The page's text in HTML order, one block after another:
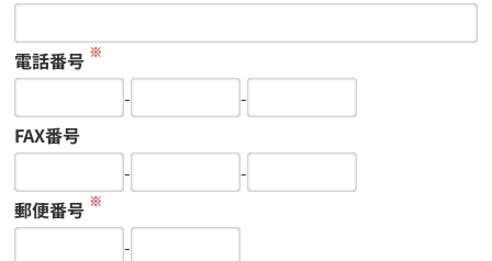
電話番号 ※
-
-
FAX番号
-
-
郵便番号 ※
-